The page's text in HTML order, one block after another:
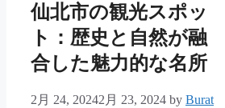
仙北市の観光スポッ
ト：歴史と自然が融
合した魅力的な名所
2月 24, 20242月 23, 2024 by Burat